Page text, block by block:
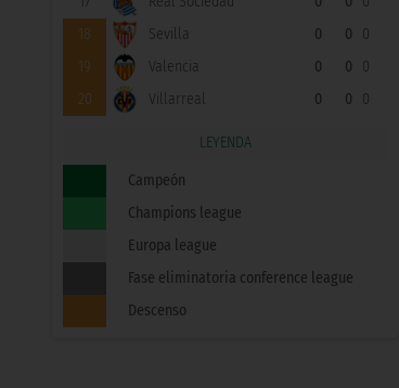
18
Sevilla 0 0
0
19
Valencia 0 0
0
20
Villarreal 0 0 0
LEYENDA
Campeón
Champions league
Europa league
Fase eliminatoria conference league
Descenso